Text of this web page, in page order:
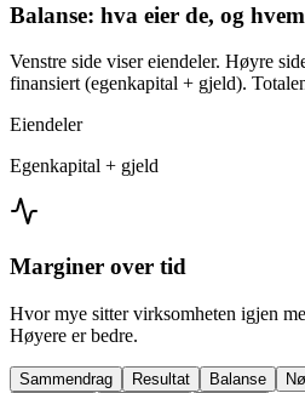
Balanse: hva eier de, og
Venstre side viser eiendeler. Høyre
finansiert (egenkapital + gjeld).
Eiendeler
Egenkapital + gjeld
Marginer over tid
Hvor mye sitter virksomheten igjen
Høyere er bedre.
Sammendrag Resultat Balanse